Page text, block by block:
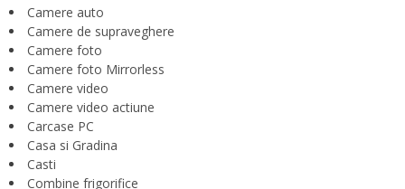
Camere auto
Camere de supraveghere
Camere foto
Camere foto Mirrorless
Camere video
Camere video actiune
Carcase PC
Casa si Gradina
Casti
Combine frigorifice